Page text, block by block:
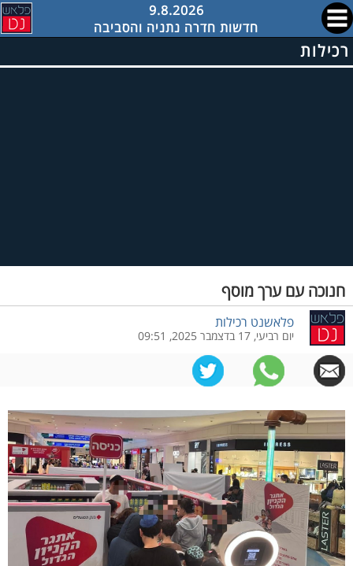
9.8.2026
חדשות חדרה נתניה והסביבה
רכילות
חנוכה עם ערך מוסף
פלאשנט רכילות
יום רביעי, 17 בדצמבר 2025, 09:51